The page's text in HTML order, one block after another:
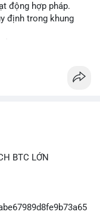
động hợp pháp.
định trong khung
BTC LỚN